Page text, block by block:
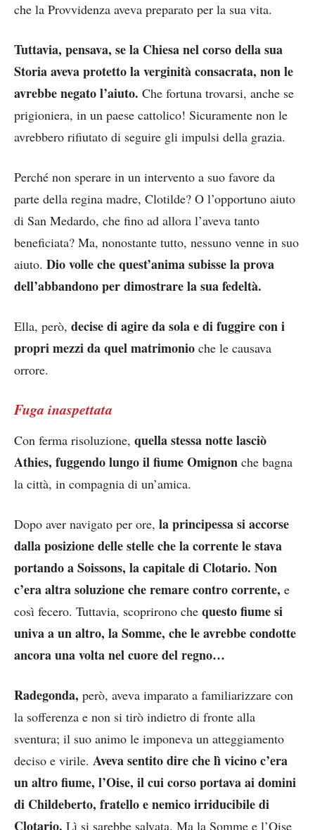
che la Provvidenza aveva preparato per la sua vita.
Tuttavia, pensava, se la Chiesa nel corso della sua
Storia aveva protetto la verginità consacrata, non le
avrebbe negato l’aiuto. Che fortuna trovarsi, anche se
prigioniera, in un paese cattolico! Sicuramente non le
avrebbero rifiutato di seguire gli impulsi della grazia.
Perché non sperare in un intervento a suo favore da
parte della regina madre, Clotilde? O l’opportuno aiuto
di San Medardo, che fino ad allora l’aveva tanto
beneficiata? Ma, nonostante tutto, nessuno venne in suo
aiuto. Dio volle che quest’anima subisse la prova
dell’abbandono per dimostrare la sua fedeltà.
Ella, però, decise di agire da sola e di fuggire con i
propri mezzi da quel matrimonio che le causava
orrore.
Fuga inaspettata
Con ferma risoluzione, quella stessa notte lasciò
Athies, fuggendo lungo il fiume Omignon che bagna
la città, in compagnia di un’amica.
Dopo aver navigato per ore, la principessa si accorse
dalla posizione delle stelle che la corrente le stava
portando a Soissons, la capitale di Clotario. Non
c’era altra soluzione che remare contro corrente, e
così fecero. Tuttavia, scoprirono che questo fiume si
univa a un altro, la Somme, che le avrebbe condotte
ancora una volta nel cuore del regno…
Radegonda, però, aveva imparato a familiarizzare con
la sofferenza e non si tirò indietro di fronte alla
sventura; il suo animo le imponeva un atteggiamento
deciso e virile. Aveva sentito dire che lì vicino c’era
un altro fiume, l’Oise, il cui corso portava ai domini
di Childeberto, fratello e nemico irriducibile di
Clotario. Lì si sarebbe salvata. Ma la Somme e l’Oise